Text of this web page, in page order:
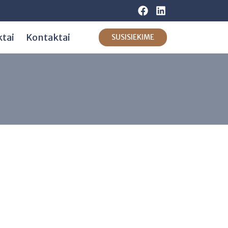
Kontaktai SUSISIEKIME